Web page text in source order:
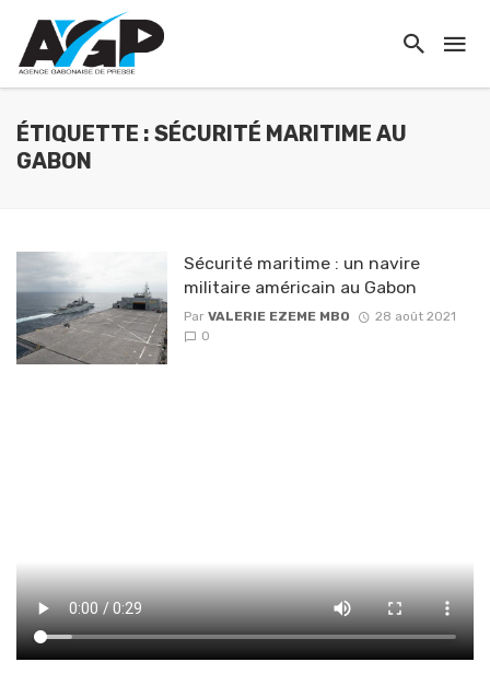
ÉTIQUETTE : SÉCURITÉ MARITIME AU
GABON
Sécurité maritime : un navire
militaire américain au Gabon
Par VALERIE EZEME MBO
28 août 2021
0